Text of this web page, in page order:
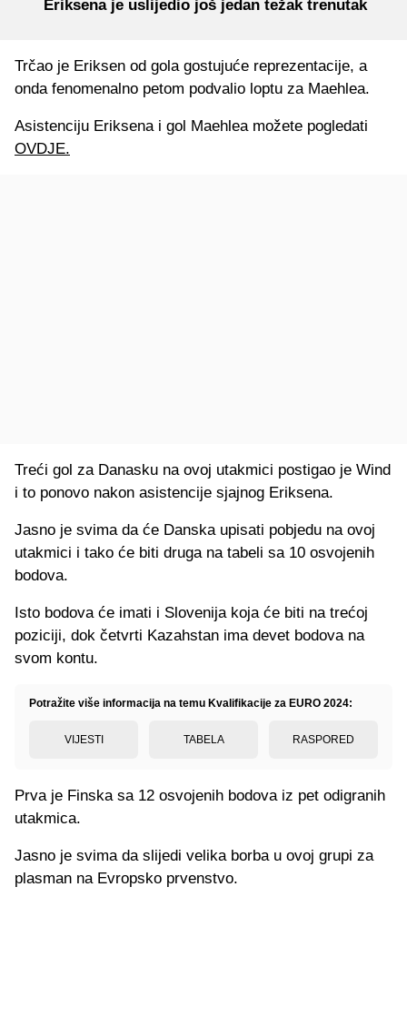
Eriksena je uslijedio još jedan težak trenutak
Trčao je Eriksen od gola gostujuće reprezentacije, a
onda fenomenalno petom podvalio loptu za Maehlea.
Asistenciju Eriksena i gol Maehlea možete pogledati
OVDJE.
Treći gol za Danasku na ovoj utakmici postigao je Wind
i to ponovo nakon asistencije sjajnog Eriksena.
Jasno je svima da će Danska upisati pobjedu na ovoj
utakmici i tako će biti druga na tabeli sa 10 osvojenih
bodova.
Isto bodova će imati i Slovenija koja će biti na trećoj
poziciji, dok četvrti Kazahstan ima devet bodova na
svom kontu.
Potražite više informacija na temu Kvalifikacije za EURO 2024:
VIJESTI TABELA RASPORED
Prva je Finska sa 12 osvojenih bodova iz pet odigranih
utakmica.
Jasno je svima da slijedi velika borba u ovoj grupi za
plasman na Evropsko prvenstvo.